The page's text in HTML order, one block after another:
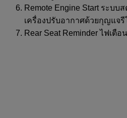
Remote Engine Start ระบบ
เครื่องปรับอากาศด้วยกุญแจ
Rear Seat Reminder ไฟเตื